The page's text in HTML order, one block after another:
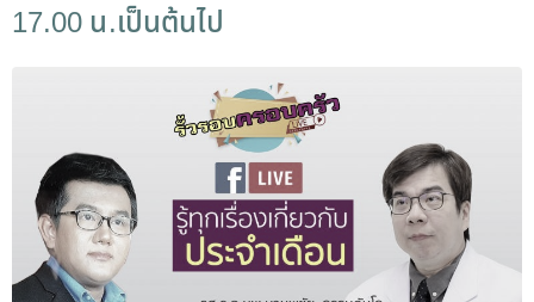
17.00 น.เป็นต้นไป